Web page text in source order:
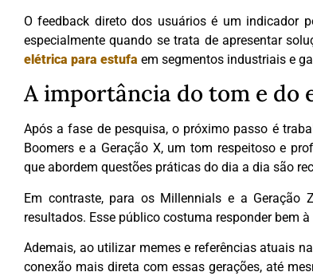
O feedback direto dos usuários é um indicador
especialmente quando se trata de apresentar
elétrica para estufa em segmentos industriais e
A importância do tom e do
Após a fase de pesquisa, o próximo passo é
Boomers e a Geração X, um tom respeitoso e
que abordem questões práticas do dia a dia são
Em contraste, para os Millennials e a Geração
resultados. Esse público costuma responder bem
Ademais, ao utilizar memes e referências atuais
conexão mais direta com essas gerações, até